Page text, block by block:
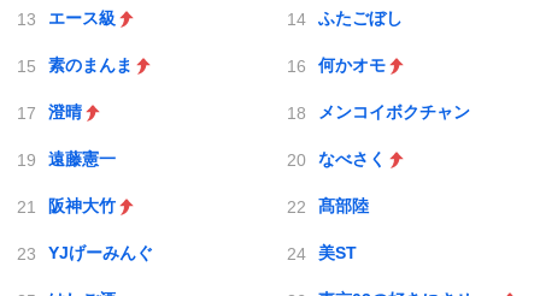
エース級 ふたごぼし
素のまんま 何かオモ
澄晴 メンコイボクチャン
遠藤憲一 なべさく
阪神大竹 髙部陸
YJげーみんぐ 美ST